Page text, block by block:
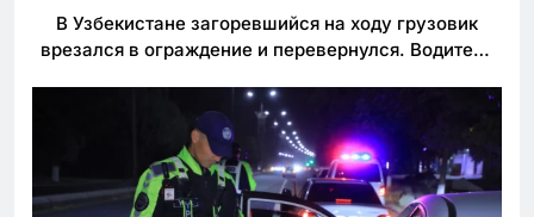
В Узбекистане загоревшийся на ходу грузовик
врезался в ограждение и перевернулся. Водитель